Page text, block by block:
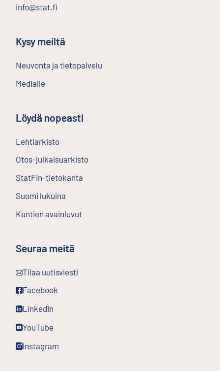
info@stat.fi
Kysy meiltä
Neuvonta ja tietopalvelu
Medialle
Löydä nopeasti
Lehtiarkisto
Otos-julkaisuarkisto
StatFin-tietokanta
Suomi lukuina
Kuntien avainluvut
Seuraa meitä
Tilaa uutisviesti
Ulkoinen linkki
Facebook
Ulkoinen linkki
LinkedIn
Ulkoinen linkki
YouTube
Ulkoinen linkki
Instagram
Ulkoinen linkki